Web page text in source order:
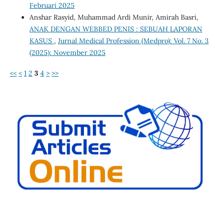
Februari 2025
Anshar Rasyid, Muhammad Ardi Munir, Amirah Basri,
ANAK DENGAN WEBBED PENIS : SEBUAH LAPORAN
KASUS , Jurnal Medical Profession (Medpro): Vol. 7 No. 3
(2025): November 2025
<< < 1 2 3 4 > >>